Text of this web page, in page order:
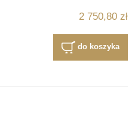
2 750,80 zł
do koszyka